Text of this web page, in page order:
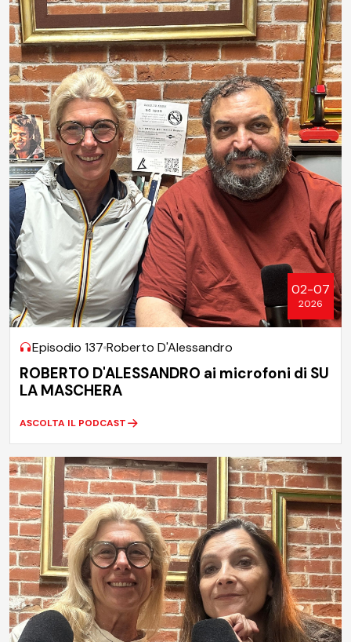
02-07
2026
Episodio 137 Roberto D'Alessandro
ROBERTO D'ALESSANDRO ai microfoni di SU
LA MASCHERA
ASCOLTA IL PODCAST